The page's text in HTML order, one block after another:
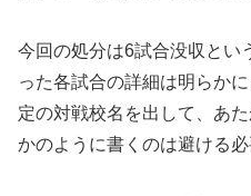
今回の処分は6試合没収とい
った各試合の詳細は明らか
定の対戦校名を出して、あ
かのように書くのは避ける必